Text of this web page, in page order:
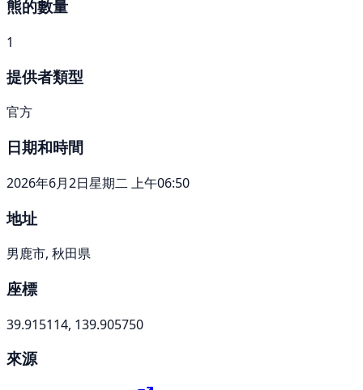
熊的數量
1
提供者類型
官方
日期和時間
2026年6月2日星期二 上午06:50
地址
男鹿市, 秋田県
座標
39.915114, 139.905750
來源